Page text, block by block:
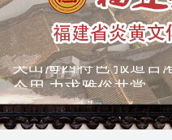
弘扬优秀文化 振奋民
瑰宝 宣传中华精英
突出海西特色 报道台